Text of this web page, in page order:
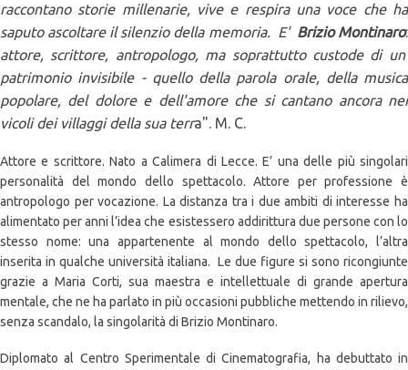
raccontano storie millenarie, vive e respira una voce che ha
saputo ascoltare il silenzio della memoria. E' Brizio Montinaro:
attore, scrittore, antropologo, ma soprattutto custode di un
patrimonio invisibile - quello della parola orale, della musica
popolare, del dolore e dell'amore che si cantano ancora nei
vicoli dei villaggi della sua terra". M. C.
Attore e scrittore. Nato a Calimera di Lecce. E’ una delle più singolari
personalità del mondo dello spettacolo. Attore per professione è
antropologo per vocazione. La distanza tra i due ambiti di interesse ha
alimentato per anni l’idea che esistessero addirittura due persone con lo
stesso nome: una appartenente al mondo dello spettacolo, l’altra
inserita in qualche università italiana. Le due figure si sono ricongiunte
grazie a Maria Corti, sua maestra e intellettuale di grande apertura
mentale, che ne ha parlato in più occasioni pubbliche mettendo in rilievo,
senza scandalo, la singolarità di Brizio Montinaro.
Diplomato al Centro Sperimentale di Cinematografia, ha debuttato in